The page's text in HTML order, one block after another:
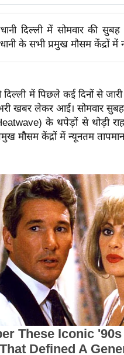
दिल्ली में सोमवार की
के सभी प्रमुख मौसम केंद्रों में
दिल्ली में पिछले कई दिनों से
खबर लेकर आई। सोमवार
के थपेड़ों से थोड़ी
मौसम केंद्रों में न्यूनतम